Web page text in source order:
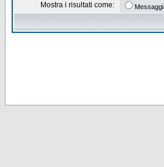
Mostra i risultati come: Messaggi